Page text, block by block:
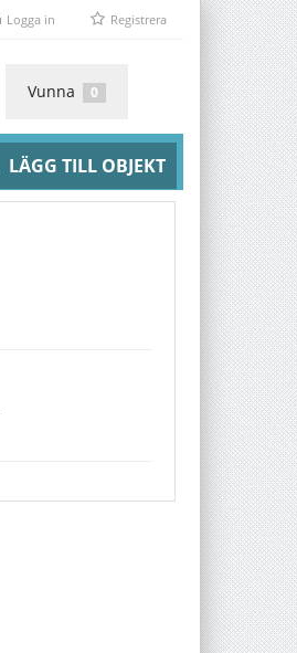
Logga in Registrera
Vunna 0
LÄGG TILL OBJEKT